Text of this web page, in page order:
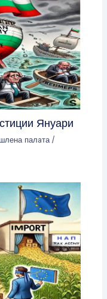
Януари
палaта/